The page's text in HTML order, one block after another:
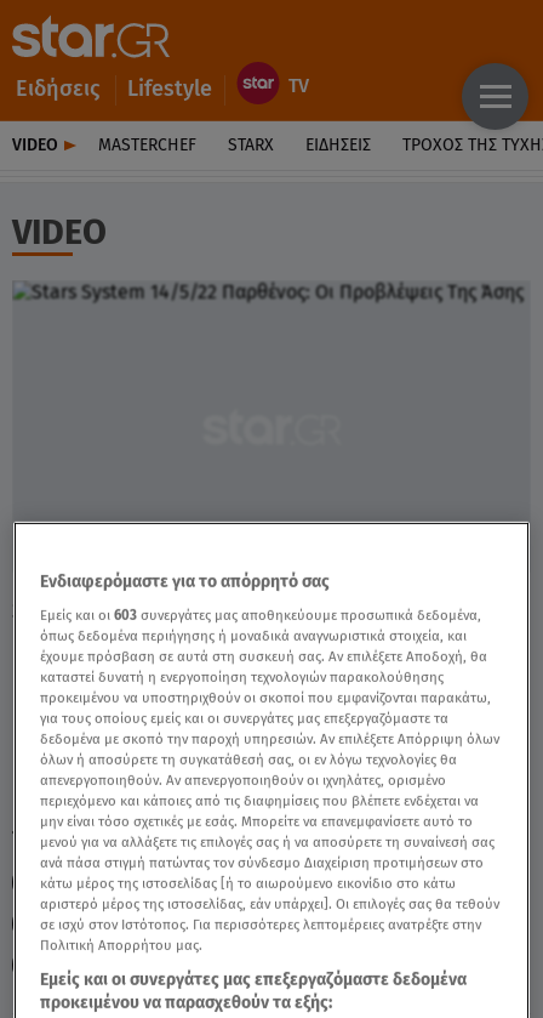
Ειδήσεις Lifestyle
VIDEO MASTERCHEF STARX ΕΙΔΉΣΕΙΣ ΤΡΟΧΌΣ ΤΗΣ
VIDEO
Stars System 14/5/22 Παρθένος: Οι
Προβλέψεις Της Άσης - Video
TAGS: ΠΑΡΘΕΝΟΣ ΖΩΔΙΑ ΠΑΡΘΕΝΟΣ ΖΩΔΙΑ
ΖΩΔΙΑ ΣΗΜΕΡΑ ΑΣΗ ΜΠΗΛΙΟΥ
ΖΩΔΙΑ ΑΣΗ ΜΠΗΛΙΟΥ
ΑΣΤΡΟΛΟΓΙΚΕΣ ΠΡΟΒΛΕΨΕΙΣ
STARS SYSTEM
STARS SYSTEM 14/5/22
Ενδιαφερόμαστε για το απόρρητό σας
Εμείς και οι603 συνεργάτες μας αποθηκεύουμε προσωπικά δεδομένα,
όπως δεδομένα περιήγησης ή μοναδικά αναγνωριστικά στοιχεία, και
έχουμε πρόσβαση σε αυτά στη συσκευή σας. Αν επιλέξετε Αποδοχή, θα
καταστεί δυνατή η ενεργοποίηση τεχνολογιών παρακολούθησης
προκειμένου να υποστηριχθούν οι σκοποί που εμφανίζονται παρακάτω,
για τους οποίους εμείς και οι συνεργάτες μας επεξεργαζόμαστε τα
δεδομένα με σκοπό την παροχή υπηρεσιών. Αν επιλέξετε Απόρριψη όλων
όλων ή αποσύρετε τη συγκατάθεσή σας, οι εν λόγω τεχνολογίες θα
απενεργοποιηθούν. Αν απενεργοποιηθούν οι ιχνηλάτες, ορισμένο
περιεχόμενο και κάποιες από τις διαφημίσεις που βλέπετε ενδέχεται να
μην είναι τόσο σχετικές με εσάς. Μπορείτε να επανεμφανίσετε αυτό το
μενού για να αλλάξετε τις επιλογές σας ή να αποσύρετε τη συναίνεσή σας
ανά πάσα στιγμή πατώντας τον σύνδεσμο Διαχείριση προτιμήσεων στο
κάτω μέρος της ιστοσελίδας [ή το αιωρούμενο εικονίδιο στο κάτω
αριστερό μέρος της ιστοσελίδας, εάν υπάρχει]. Οι επιλογές σας θα τεθούν
σε ισχύ στον Ιστότοπος. Για περισσότερες λεπτομέρειες ανατρέξτε στην
Πολιτική Απορρήτου μας.
Εμείς και οι συνεργάτες μας επεξεργαζόμαστε δεδομένα
προκειμένου να παρασχεθούν τα εξής: